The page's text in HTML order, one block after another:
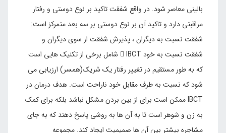
بالینی معاصر شود. در واقع شفقت تاکید بر نوع دوستی و رفتار
مراقبتی دارد و تاکید آن بر نوع دوستی بر سه بعد متمرکز است:
شفقت نسبت به دیگران ، پذیرش شفقت از سوی دیگران و
شفقت نسبت به خود  IBCT شامل برخی از تکنیک هایی است
که به طور مستقیم در تغییر رفتار یک شریک(همسر) ارزیابی می
شود که نسبت به طرف مقابل خود ناراحت است. هدف درمان در
IBCT ممکن است برای از بین بردن مشکل نباشد بلکه برای کمک
به زن و شوهر است تا به آن ها به روشی پاسخ دهند که به جای
مشاجره بیشتر بین آن ها صمیمیت ایجاد کند. مجموعه